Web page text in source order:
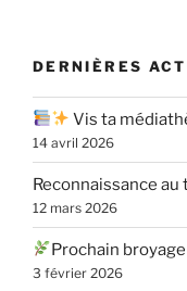
DERNIÈRES
Vis ta
14 avril 2026
Reconnaissance
12 mars 2026
Prochain broyage
3 février 2026